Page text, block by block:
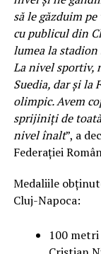
să le găzduim
cu publicul din
lumea la stadion
La nivel sportiv,
Suedia, dar şi
olimpic. Avem
sprijiniţi de
nivel înalt”, a
Federaţiei
Medaliile
Cluj-Napoca:
100 metri